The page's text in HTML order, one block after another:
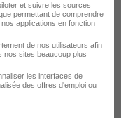
et suivre les sources
permettant de comprendre
applications en fonction
de nos utilisateurs afin
nos sites beaucoup plus
les interfaces de
des offres d'emploi ou